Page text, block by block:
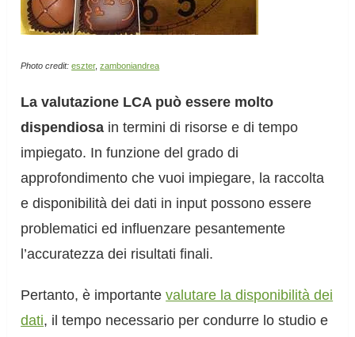
Photo credit: eszter,zamboniandrea
La valutazione LCA può essere molto
dispendiosa in termini di risorse e di tempo
impiegato. In funzione del grado di
approfondimento che vuoi impiegare, la raccolta
e disponibilità dei dati in input possono essere
problematici ed influenzare pesantemente
l’accuratezza dei risultati finali.
Pertanto, è importantevalutare la disponibilità dei
dati, il tempo necessario per condurre lo studio e